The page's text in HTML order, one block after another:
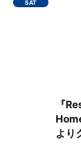
SAT
『
より